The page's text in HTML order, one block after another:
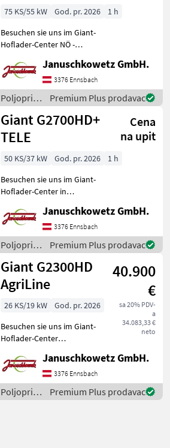
75 KS/55 kW God. pr. 2026
1 h
Besuchen sie uns im Giant-
Hoflader-Center NÖ -
Ost! Betriebsgewicht: 5.200
kg Hubhöhe am
Schaufeldrehpunkt 4.350
mm Länge ohne Schaufel
Januschkowetz GmbH.
3376 Ennsbach
Poljoprivredni
motorni
strojevi /
Giant
Premium Plus prodavac
Giant G2700HD+
TELE
Cena
na upit
50 KS/37 kW God. pr. 2026
1 h
Besuchen sie uns im Giant-
Hoflader-Center in
der Autobahn Amstetten-
Ost! - Motor Kubota D1803
CR(3 Zylinder) Stage V
Ready 50 PS - Bo
Januschkowetz GmbH.
3376 Ennsbach
Poljoprivredni
motorni
strojevi /
Giant
Premium Plus prodavac
Giant G2300HD
AgriLine
40.900
€
sa 20% PDV-
a
34.083,33 €
neto
26 KS/19 kW
God. pr. 2026
Besuchen sie uns im Giant-
Hoflader-Center
der Autobahn Amstetten-
Ost! Motor: Kubota V1505 (4
Zylinder) Hohes
Drehmoment, 1.500 cm³-
Januschkowetz GmbH.
3376 Ennsbach
Poljoprivredni
motorni
Premium Plus prodavac